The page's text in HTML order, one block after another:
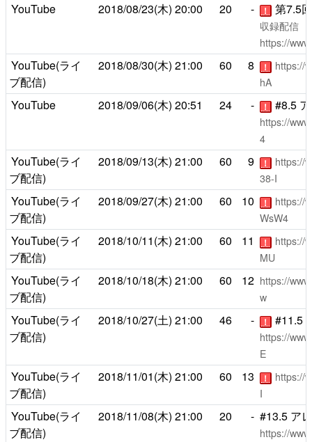
YouTube 2018/08/23(木) 20:00 20 - ！ 第7.5
収録配信
https://
YouTube(ライ
ブ配信)
2018/08/30(木) 21:00 60 8 ！
https://
hA
YouTube 2018/09/06(木) 20:51 24 - ！ #8.5
https://
4
YouTube(ライ
ブ配信)
2018/09/13(木) 21:00 60 9 ！
https://
38-I
YouTube(ライ
ブ配信)
2018/09/27(木) 21:00 60 10 ！
https://
WsW4
YouTube(ライ
ブ配信)
2018/10/11(木) 21:00 60 11 ！
https://
MU
YouTube(ライ
ブ配信)
2018/10/18(木) 21:00 60 12 https://
w
YouTube(ライ
ブ配信)
2018/10/27(土) 21:00 46 - ！ #11.5
https://
E
YouTube(ライ
ブ配信)
2018/11/01(木) 21:00 60 13 ！
https://
I
YouTube(ライ
ブ配信)
2018/11/08(木) 21:00 20 - #13.5 ア
https://